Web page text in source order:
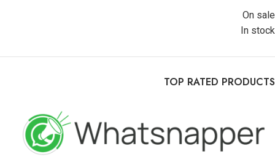
On sale
In stock
TOP RATED PRODUCTS